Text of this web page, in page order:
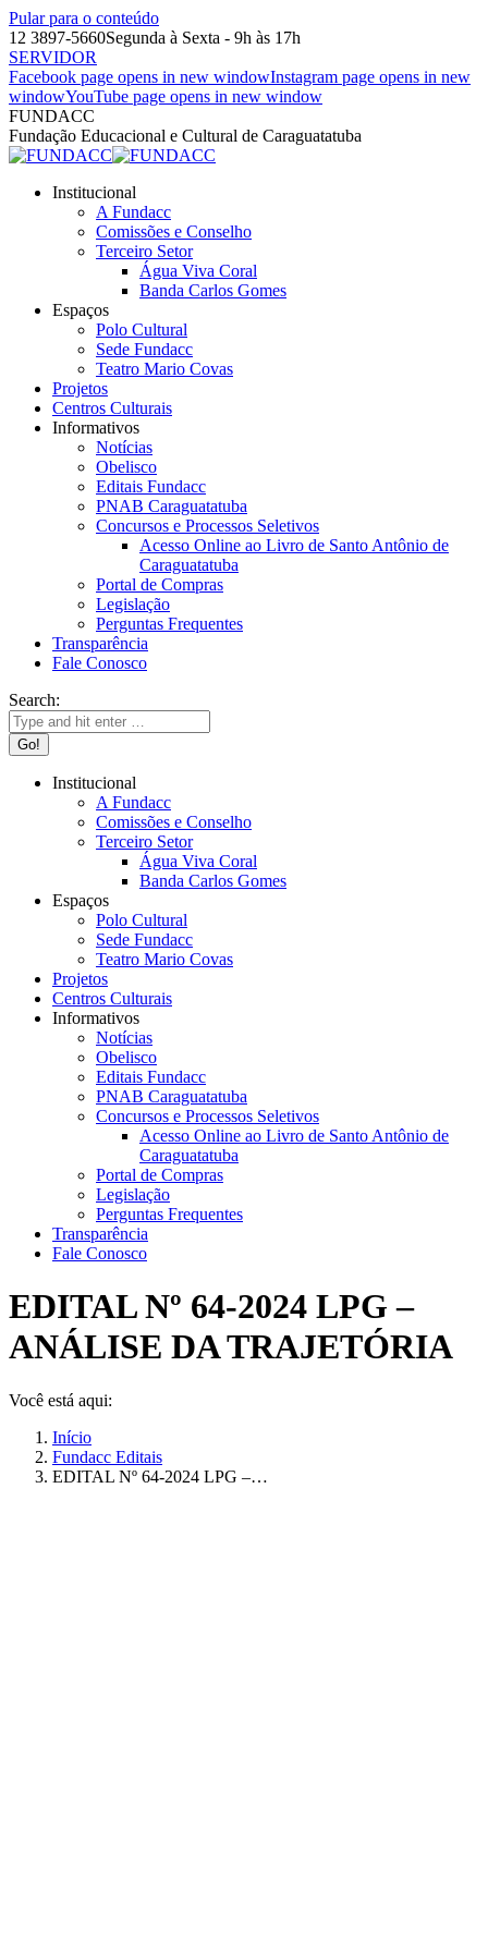
Pular para o conteúdo
12 3897-5660Segunda à Sexta - 9h às 17h
SERVIDOR
Facebook page opens in new windowInstagram page opens in new
windowYouTube page opens in new window
FUNDACC
Fundação Educacional e Cultural de Caraguatatuba
Institucional
A Fundacc
Comissões e Conselho
Terceiro Setor
Água Viva Coral
Banda Carlos Gomes
Espaços
Polo Cultural
Sede Fundacc
Teatro Mario Covas
Projetos
Centros Culturais
Informativos
Notícias
Obelisco
Editais Fundacc
PNAB Caraguatatuba
Concursos e Processos Seletivos
Acesso Online ao Livro de Santo Antônio de
Caraguatatuba
Portal de Compras
Legislação
Perguntas Frequentes
Transparência
Fale Conosco
Search:
Institucional
A Fundacc
Comissões e Conselho
Terceiro Setor
Água Viva Coral
Banda Carlos Gomes
Espaços
Polo Cultural
Sede Fundacc
Teatro Mario Covas
Projetos
Centros Culturais
Informativos
Notícias
Obelisco
Editais Fundacc
PNAB Caraguatatuba
Concursos e Processos Seletivos
Acesso Online ao Livro de Santo Antônio de
Caraguatatuba
Portal de Compras
Legislação
Perguntas Frequentes
Transparência
Fale Conosco
EDITAL Nº 64-2024 LPG –
ANÁLISE DA TRAJETÓRIA
Você está aqui:
Início
Fundacc Editais
EDITAL Nº 64-2024 LPG –…